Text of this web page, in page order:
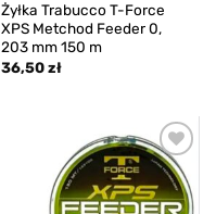
Żyłka Trabucco T-Force
XPS Metchod Feeder 0,
203 mm 150 m
36,50zł
Add to
wishlist